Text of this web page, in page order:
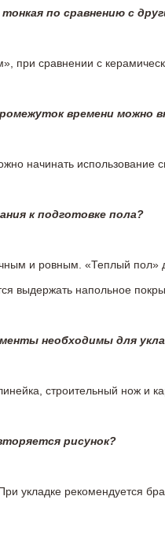
тонкая по сравнению с
при сравнении с
времени можно
начинать
к подготовке пола?
и ровным. «Теплый пол»
выдержать напольное
необходимы для
строительный нож и
рисунок?
укладке рекомендуется